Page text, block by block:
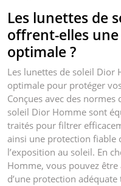
Les lunettes de
offrent-elles
optimale ?
Les lunettes de soleil
optimale pour protéger
Conçues avec des
soleil Dior Homme sont
traités pour filtrer
ainsi une protection fiable
l’exposition au soleil. En
Homme, vous pouvez
d’une protection